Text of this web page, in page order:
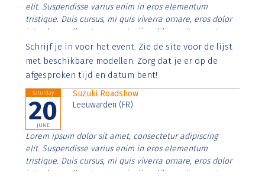
elit. Suspendisse varius enim in eros elementum
tristique. Duis cursus, mi quis viverra ornare, eros dolor
interdum nulla, ut commodo diam libero vitae erat.
Aenean faucibus nibh et justo cursus id rutrum lorem
imperdiet. Nunc ut sem vitae risus tristique posuere.
Schrijf je in voor het event. Zie de site voor de lijst
met beschikbare modellen. Zorg dat je er op de
afgesproken tijd en datum bent!
Saturday
20
JUNE
Suzuki Roadshow
Leeuwarden (FR)
Lorem ipsum dolor sit amet, consectetur adipiscing
elit. Suspendisse varius enim in eros elementum
tristique. Duis cursus, mi quis viverra ornare, eros dolor
interdum nulla, ut commodo diam libero vitae erat.